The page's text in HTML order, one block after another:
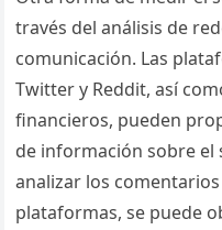
través del análisis de
comunicación. Las
Twitter y Reddit, así
financieros, pueden
de información sobre el
analizar los
plataformas, se puede